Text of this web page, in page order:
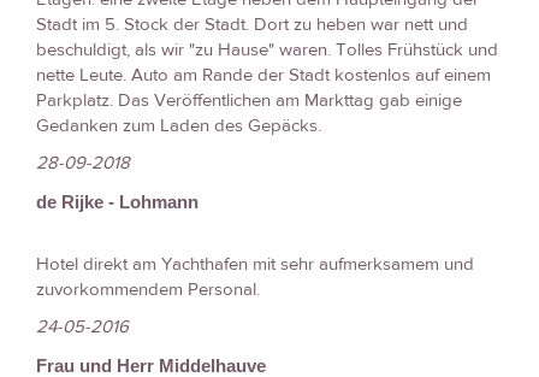
Stadt im 5. Stock der Stadt. Dort zu heben war nett und
beschuldigt, als wir "zu Hause" waren. Tolles Frühstück und
nette Leute. Auto am Rande der Stadt kostenlos auf einem
Parkplatz. Das Veröffentlichen am Markttag gab einige
Gedanken zum Laden des Gepäcks.
28-09-2018
de Rijke - Lohmann
Hotel direkt am Yachthafen mit sehr aufmerksamem und
zuvorkommendem Personal.
24-05-2016
Frau und Herr Middelhauve